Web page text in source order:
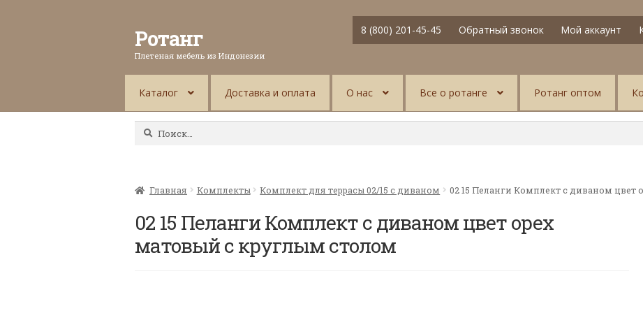
Ротанг
Плетеная мебель из Индонезии
8 (800) 201-45-45 Обратный звонок Мой аккаунт
Каталог Доставка и оплата О нас Все о ротанге Ротанг оптом
Найти:
Главная Комплекты Комплект для террасы 02/15 с диваном 02 15 Пеланги Комплект с диваном цвет
02 15 Пеланги Комплект с диваном цвет орех
матовый с круглым столом